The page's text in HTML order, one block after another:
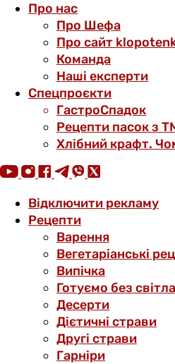
Про нас
Про Шефа
Про сайт
Команда
Наші експерти
Спецпроєкти
ГастроСпадок
Рецепти пасок з
Хлібний крафт.
Відключити рекламу
Рецепти
Варення
Вегетаріанські
Випічка
Готуємо без світла
Десерти
Дієтичні страви
Другі страви
Гарніри